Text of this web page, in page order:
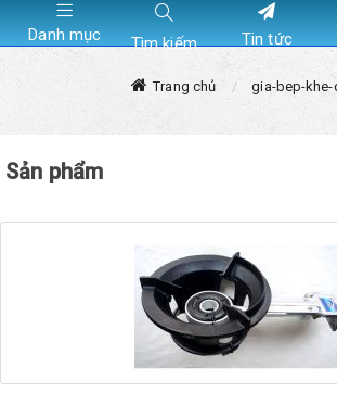
Danh mục Tìm kiếm Tin tức
Trang chủ gia-bep-
Sản phẩm